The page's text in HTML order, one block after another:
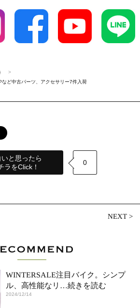
ど中古パーツ、アクセサリー7件入荷
と思ったら
ラをClick！
0
NEXT>
WINTERSALE注目バイク。シンプ
ル、高性能なリ …続きを読む
2024/12/14